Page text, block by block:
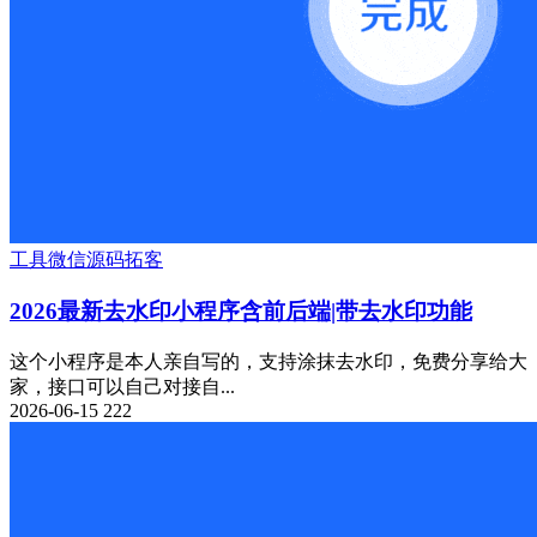
工具微信源码拓客
2026最新去水印小程序含前后端|带去水印功能
这个小程序是本人亲自写的，支持涂抹去水印，免费分享给大
家，接口可以自己对接自...
2026-06-15 222